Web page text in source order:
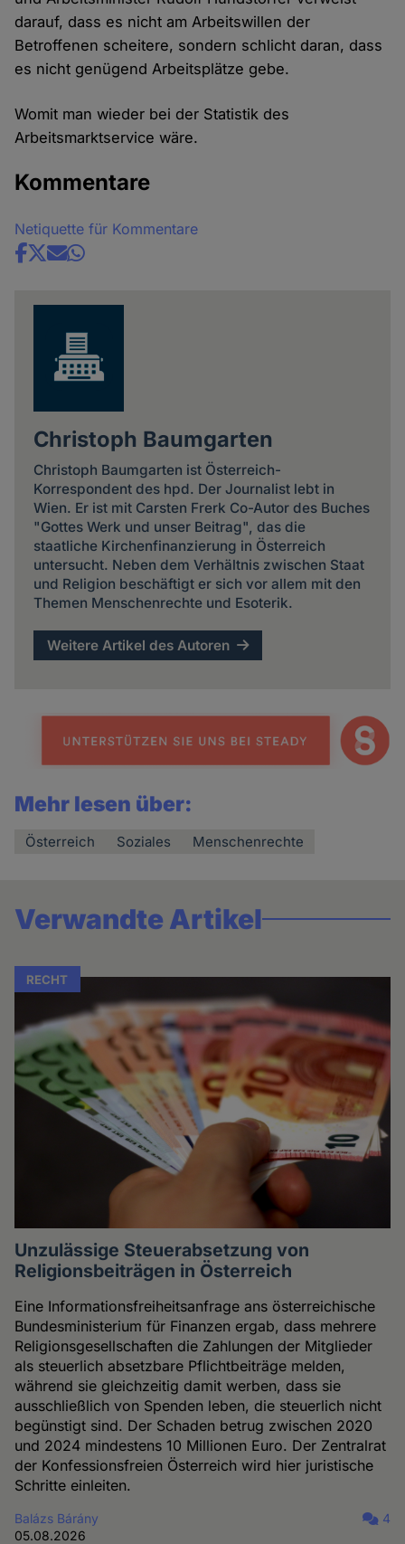
darauf, dass es nicht am Arbeitswillen der
Betroffenen scheitere, sondern schlicht daran, dass
es nicht genügend Arbeitsplätze gebe.
Womit man wieder bei der Statistik des
Arbeitsmarktservice wäre.
Kommentare
Netiquette für Kommentare
Share
Christoph Baumgarten
Christoph Baumgarten ist Österreich-
Korrespondent des hpd. Der Journalist lebt in
Wien. Er ist mit Carsten Frerk Co-Autor des Buches
"Gottes Werk und unser Beitrag", das die
staatliche Kirchenfinanzierung in Österreich
untersucht. Neben dem Verhältnis zwischen Staat
und Religion beschäftigt er sich vor allem mit den
Themen Menschenrechte und Esoterik.
Weitere Artikel des Autoren
Mehr lesen über:
Österreich Soziales Menschenrechte
Verwandte Artikel
RECHT
Unzulässige Steuerabsetzung von
Religionsbeiträgen in Österreich
Eine Informationsfreiheitsanfrage ans österreichische
Bundesministerium für Finanzen ergab, dass mehrere
Religionsgesellschaften die Zahlungen der Mitglieder
als steuerlich absetzbare Pflichtbeiträge melden,
während sie gleichzeitig damit werben, dass sie
ausschließlich von Spenden leben, die steuerlich nicht
begünstigt sind. Der Schaden betrug zwischen 2020
und 2024 mindestens 10 Millionen Euro. Der Zentralrat
der Konfessionsfreien Österreich wird hier juristische
Schritte einleiten.
Balázs Bárány
05.08.2026
4
und
Cookies